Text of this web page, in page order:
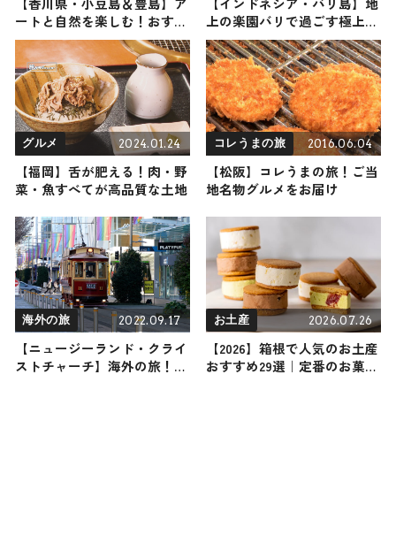
ートと自然を楽しむ！おすす
めスポット9選〜のんびり芸
術を楽しみながら島暮らし体
験をしてみませんか？〜
上の楽園バリで過ごす極上の
ビーチリゾート〜必見ビーチ
やバー・寺院などをご紹介〜
グルメ 2024.01.24
【福岡】舌が肥える！肉・野
菜・魚すべてが高品質な土地
コレうまの旅 2016.06.04
【松阪】コレうまの旅！ご当
地名物グルメをお届け
海外の旅 2022.09.17
【ニュージーランド・クライ
ストチャーチ】海外の旅！お
お土産 2026.07.26
【2026】箱根で人気のお土産
おすすめ29選｜定番のお菓子